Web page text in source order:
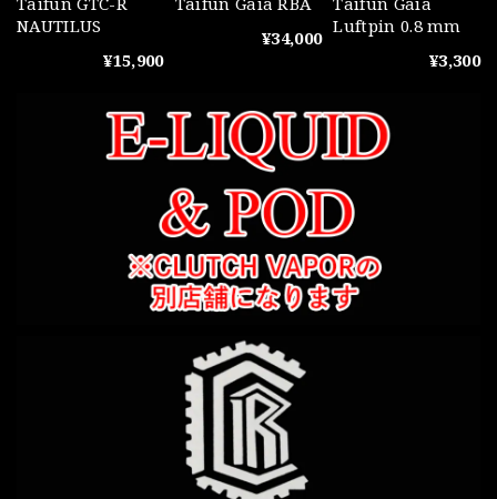
NAUTILUS
¥15,900
¥34,000
Luftpin 0.8 mm
¥3,300